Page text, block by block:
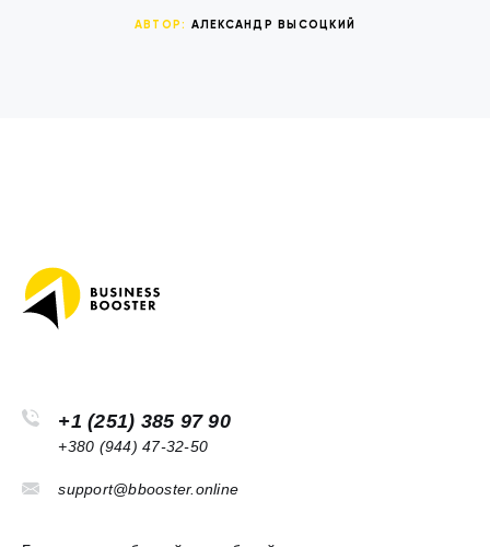
АВТОР: АЛЕКСАНДР ВЫСОЦКИЙ
+1 (251) 385 97 90
+380 (944) 47-32-50
support@bbooster.online